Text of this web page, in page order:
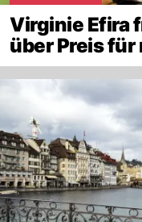
Virginie Efira
über Preis für